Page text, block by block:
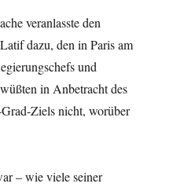
veranlasste den
dazu, den in Paris am
und
in Anbetracht des
Ziels nicht, worüber
– wie viele seiner